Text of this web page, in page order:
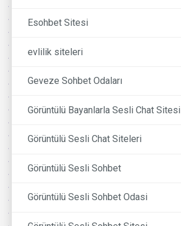
Esohbet Sitesi
evlilik siteleri
Geveze Sohbet Odaları
Görüntülü Bayanlarla Sesli Chat Sitesi
Görüntülü Sesli Chat Siteleri
Görüntülü Sesli Sohbet
Görüntülü Sesli Sohbet Odasi